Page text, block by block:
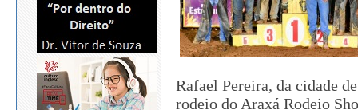
Rafael Pereira, da cidade
rodeio do Araxá Rodeio